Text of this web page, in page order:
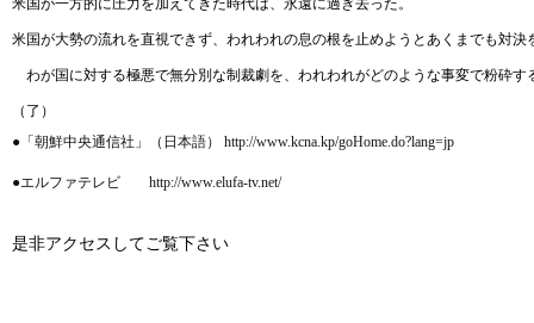
米国が一方的に圧力を加えてきた時代は、永遠に過ぎ去った。
米国が大勢の流れを直視できず、われわれの息の根を止めようとあくまでも対
わが国に対する極悪で無分別な制裁劇を、われわれがどのような事変で粉砕
（了）
●「朝鮮中央通信社」（日本語） http://www.kcna.kp/goHome.do?lang=jp
●エルファテレビ http://www.elufa-tv.net/
是非アクセスしてご覧下さい